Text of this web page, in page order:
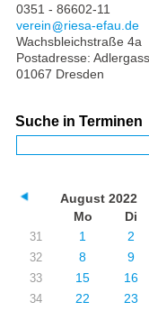
0351 - 86602-11
verein
riesa-efau.de
Wachsbleichstraße 4a
Postadresse:
01067 Dresden
Suche in Terminen
August 2022
Mo
Di
31 1 2
32 8 9
33 15 16
34 22 23